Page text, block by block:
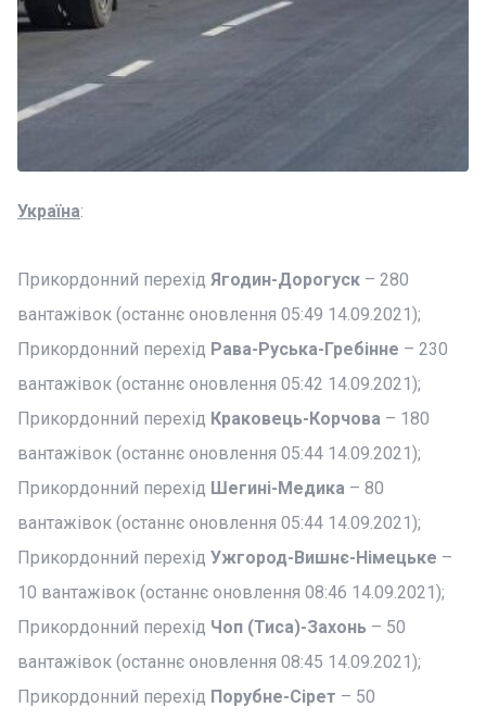
Україна:
Прикордонний перехід Ягодин-Дорогуск – 280
вантажівок (останнє оновлення 05:49 14.09.2021);
Прикордонний перехід Рава-Руська-Гребінне – 230
вантажівок (останнє оновлення 05:42 14.09.2021);
Прикордонний перехід Краковець-Корчова – 180
вантажівок (останнє оновлення 05:44 14.09.2021);
Прикордонний перехід Шегині-Медика – 80
вантажівок (останнє оновлення 05:44 14.09.2021);
Прикордонний перехід Ужгород-Вишнє-Німецьке –
10 вантажівок (останнє оновлення 08:46 14.09.2021);
Прикордонний перехід Чоп (Тиса)-Захонь – 50
вантажівок (останнє оновлення 08:45 14.09.2021);
Прикордонний перехід Порубне-Сірет – 50